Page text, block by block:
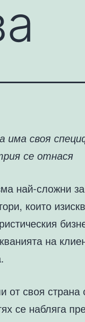
има своя
се отнася
най-сложни
които
на
от своя
се набляга